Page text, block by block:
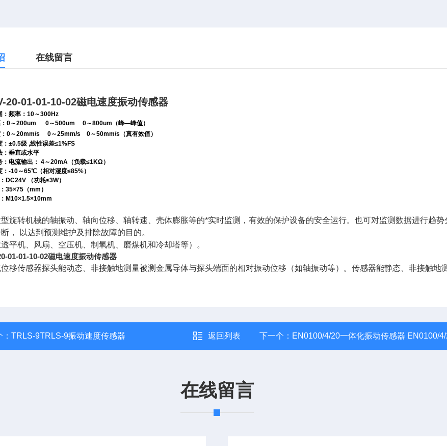
在线留言
20-01-01-10-02磁电速度振动传感器
：频率： 10～300Hz
0～200um 0～500um 0～800um （峰—峰值）
0～20mm/s 0～25mm/s 0～50mm/s （真有效值）
： ±0.5级 ,线性误差≤1%FS
：垂直或水平
：电流输出： 4～20mA （负载≤1KΩ）
： -10～65℃ （相对湿度≤85%）
DC24V （功耗≤3W）
35×75 （mm ）
M10×1.5×10mm
旋转机械的轴振动、轴向位移、轴转速、壳体膨胀等的*实时监测，有效的保护设备的安全运行。也可对监测数据进行趋势
， 以达到预测维护及排除故障的目的。
平机、风扇、空压机、制氧机、磨煤机和冷却塔等）。
01-01-10-02磁电速度振动传感器
传感器探头能动态、非接触地测量被测金属导体与探头端面的相对振动位移（如轴振动等）。传感器能静态、非接触地
： TRLS-9TRLS-9振动速度传感器 返回列表 下一个： EN0100/4/20一体化振动传感器 EN0100/
在线留言